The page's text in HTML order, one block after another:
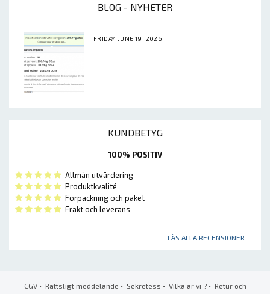
BLOG - NYHETER
FRIDAY, JUNE 19, 2026
KUNDBETYG
100% POSITIV
Allmän utvärdering
Produktkvalité
Förpackning och paket
Frakt och leverans
LÄS ALLA RECENSIONER ...
CGV• Rättsligt meddelande • Sekretess • Vilka är vi ?• Retur och